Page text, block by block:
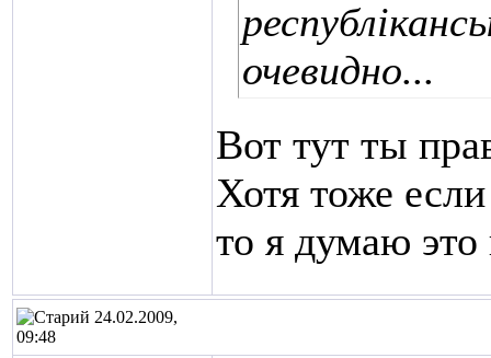
очевидно...
Вот тут ты
Хотя тоже
то я думаю это
24.02.2009,
09:48